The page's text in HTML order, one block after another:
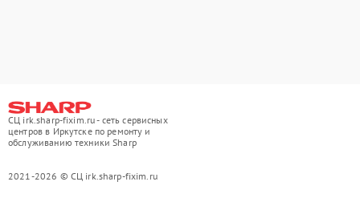
СЦ irk.sharp-fixim.ru - сеть сервисных
центров в Иркутске по ремонту и
обслуживанию техники Sharp
2021-2026 © СЦ irk.sharp-fixim.ru